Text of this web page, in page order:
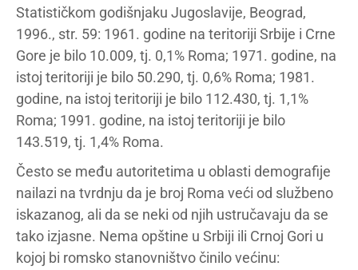
Statističkom godišnjaku Jugoslavije, Beograd,
1996., str. 59: 1961. godine na teritoriji Srbije i Crne
Gore je bilo 10.009, tj. 0,1% Roma; 1971. godine, na
istoj teritoriji je bilo 50.290, tj. 0,6% Roma; 1981.
godine, na istoj teritoriji je bilo 112.430, tj. 1,1%
Roma; 1991. godine, na istoj teritoriji je bilo
143.519, tj. 1,4% Roma.
Često se među autoritetima u oblasti demografije
nailazi na tvrdnju da je broj Roma veći od službeno
iskazanog, ali da se neki od njih ustručavaju da se
tako izjasne. Nema opštine u Srbiji ili Crnoj Gori u
kojoj bi romsko stanovništvo činilo većinu: